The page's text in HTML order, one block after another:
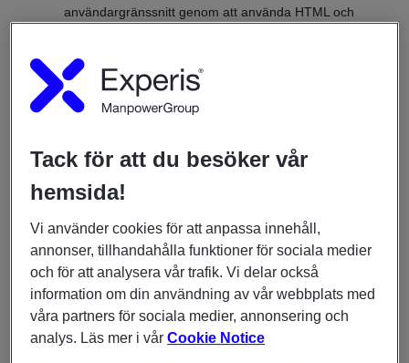
användargränssnitt genom att använda HTML och
och bildhantering.
Implementera interaktivitet:
eller applikationen. Det kan inkludera animationer,
formulärhantering, validering och integration av
externa API:er.
Responsiv design: I dagens digitala värld är det
viktigt att webbplatsen eller applikationen fungerar bra
på olika enheter och skärmstorlekar. Frontend-
utvecklare arbetar med responsiv design för att
säkerställa att användargränssnittet anpassar sig och
ser bra ut på mobila enheter, surfplattor och datorer.
Tack för att du besöker vår
hemsida!
Vi använder cookies för att anpassa innehåll,
annonser, tillhandahålla funktioner för sociala medier
och för att analysera vår trafik. Vi delar också
information om din användning av vår webbplats med
våra partners för sociala medier, annonsering och
analys. Läs mer i vårCookie Notice